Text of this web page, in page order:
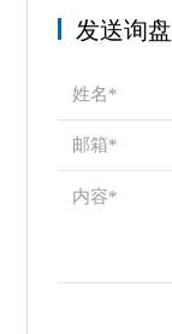
发送询盘